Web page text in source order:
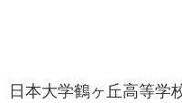
日本大学鶴ヶ丘高等学